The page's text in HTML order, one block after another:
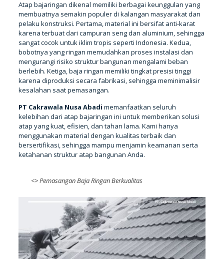
Atap bajaringan dikenal memiliki berbagai keunggulan yang
membuatnya semakin populer di kalangan masyarakat dan
pelaku konstruksi. Pertama, material ini bersifat anti-karat
karena terbuat dari campuran seng dan aluminium, sehingga
sangat cocok untuk iklim tropis seperti Indonesia. Kedua,
bobotnya yang ringan memudahkan proses instalasi dan
mengurangi risiko struktur bangunan mengalami beban
berlebih. Ketiga, baja ringan memiliki tingkat presisi tinggi
karena diproduksi secara fabrikasi, sehingga meminimalisir
kesalahan saat pemasangan.
PT Cakrawala Nusa Abadi memanfaatkan seluruh
kelebihan dari atap bajaringan ini untuk memberikan solusi
atap yang kuat, efisien, dan tahan lama. Kami hanya
menggunakan material dengan kualitas terbaik dan
bersertifikasi, sehingga mampu menjamin keamanan serta
ketahanan struktur atap bangunan Anda.
<>Pemasangan Baja Ringan Berkualitas